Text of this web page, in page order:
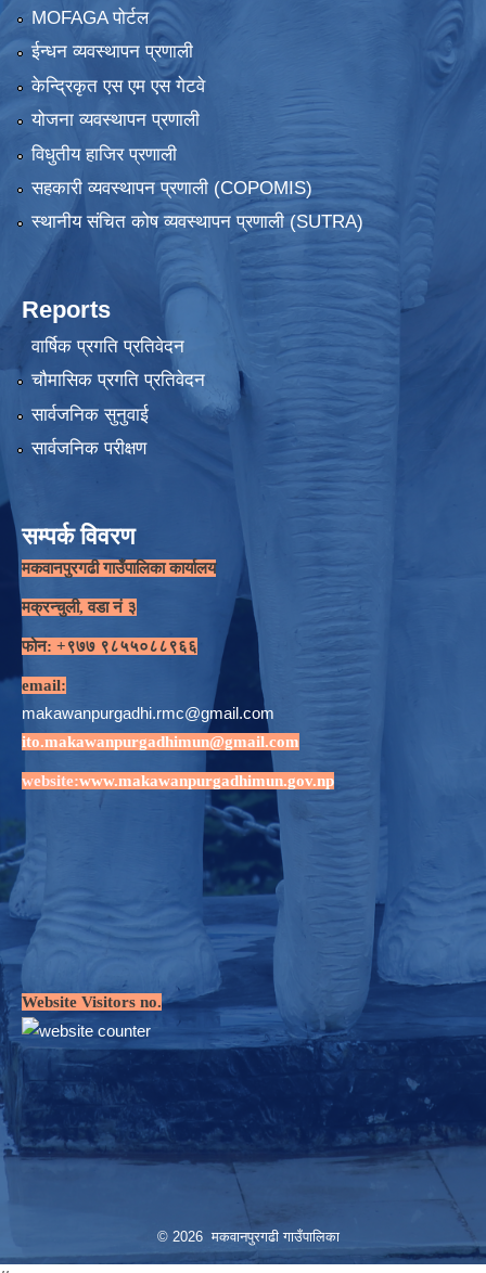
MOFAGA पोर्टल
ईन्धन व्यवस्थापन प्रणाली
केन्द्रिकृत एस एम एस गेटवे
योजना व्यवस्थापन प्रणाली
विधुतीय हाजिर प्रणाली
सहकारी व्यवस्थापन प्रणाली (COPOMIS)
स्थानीय संचित कोष व्यवस्थापन प्रणाली (SUTRA)
Reports
वार्षिक प्रगति प्रतिवेदन
चौमासिक प्रगति प्रतिवेदन
सार्वजनिक सुनुवाई
सार्वजनिक परीक्षण
सम्पर्क विवरण
मकवानपुरगढी गाउँपालिका कार्यालय
मक्रन्चुली, वडा नं ३
फोन: +९७७ ९८५५०८८९६६
email:
makawanpurgadhi.rmc@gmail.com
ito.makawanpurgadhimun@gmail.com
website:www.makawanpurgadhimun.gov.np
Website Visitors no.
© 2026 मकवानपुरगढी गाउँपालिका